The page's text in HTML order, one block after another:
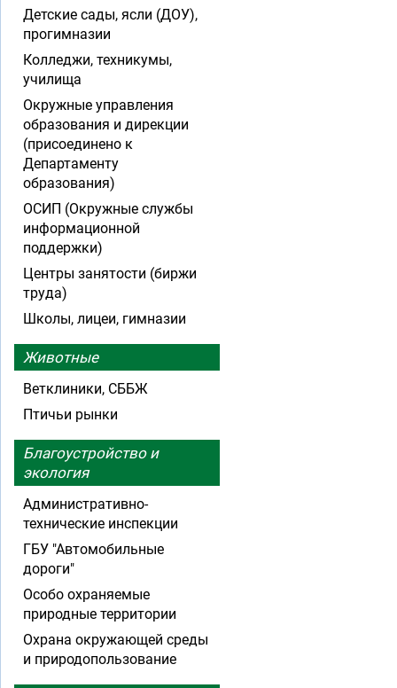
Детские сады, ясли (ДОУ),
прогимназии
Колледжи, техникумы,
училища
Окружные управления
образования и дирекции
(присоединено к
Департаменту
образования)
ОСИП (Окружные службы
информационной
поддержки)
Центры занятости (биржи
труда)
Школы, лицеи, гимназии
Животные
Ветклиники, СББЖ
Птичьи рынки
Благоустройство и
экология
Административно-
технические инспекции
ГБУ "Автомобильные
дороги"
Особо охраняемые
природные территории
Охрана окружающей среды
и природопользование